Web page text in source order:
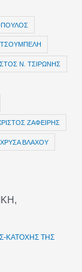
Ν. ΤΣΙΡΩΝΗΣ
ΖΑΦΕΙΡΗΣ
ΧΡΥΣΑ ΒΛΑΧΟΥ
ΚΑΤΟΧΗΣ ΤΗΣ